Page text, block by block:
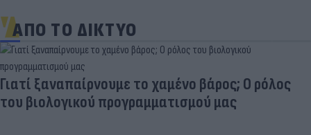
ΑΠΟ ΤΟ ΔΙΚΤΥΟ
Γιατί ξαναπαίρνουμε το χαμένο βάρος; Ο ρόλος
του βιολογικού προγραμματισμού μας